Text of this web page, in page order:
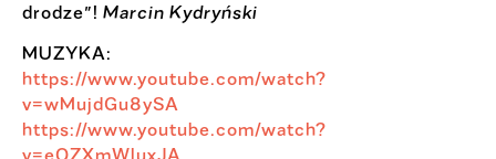
drodze”! Marcin Kydryński
MUZYKA:
https://www.youtube.com/watch?
v=wMujdGu8ySA
https://www.youtube.com/watch?
v=eQZXmWluxJA